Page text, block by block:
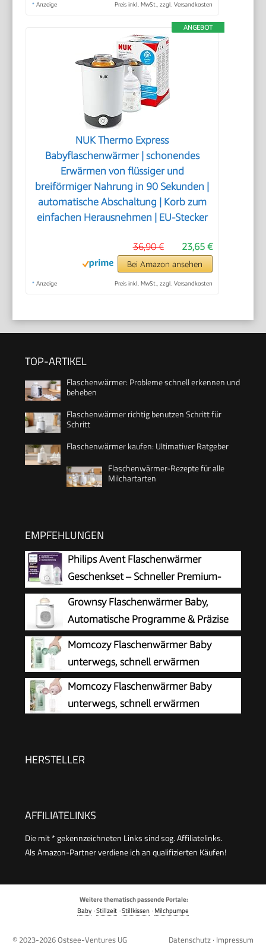
* Anzeige Preis inkl. MwSt., zzgl. Versandkosten
ANGEBOT
NUK Thermo Express
Babyflaschenwärmer | schonendes
Erwärmen von flüssiger und
breiförmiger Nahrung in 90 Sekunden |
automatische Abschaltung | Korb zum
einfachen Herausnehmen | EU-Stecker
23,65 €
36,90 €
Bei Amazon ansehen
* Anzeige Preis inkl. MwSt., zzgl. Versandkosten
TOP-ARTIKEL
Flaschenwärmer: Probleme schnell erkennen und
beheben
Flaschenwärmer richtig benutzen Schritt für
Schritt
Flaschenwärmer kaufen: Ultimativer Ratgeber
Flaschenwärmer-Rezepte für alle
Milchartarten
EMPFEHLUNGEN
Philips Avent Flaschenwärmer
Geschenkset – Schneller Premium-
Flaschenwärmer und Natural Response
Babyflasche, intelligente Temperaturregelung,
automatische Abschaltung, Auftaufunktion,
SCF358/10
Grownsy Flaschenwärmer Baby,
Automatische Programme & Präzise
Temperatur
Momcozy Flaschenwärmer Baby
unterwegs, schnell erwärmen
Momcozy Flaschenwärmer Baby
unterwegs, schnell erwärmen
HERSTELLER
AFFILIATELINKS
Die mit * gekennzeichneten Links sind sog. Affiliatelinks.
Als Amazon-Partner verdiene ich an qualifizierten Käufen!
Weitere thematisch passende Portale:
Baby ·Stillzeit ·Stillkissen ·Milchpumpe
© 2023-2026Ostsee-Ventures UG Datenschutz · Impressum